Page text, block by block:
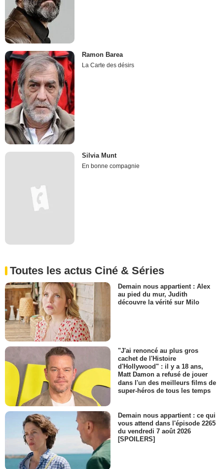
Ramon Barea
La Carte des désirs
Silvia Munt
En bonne compagnie
Toutes les actus Ciné & Séries
Demain nous appartient : Alex
au pied du mur, Judith
découvre la vérité sur Milo
"J'ai renoncé au plus gros
cachet de l'Histoire
d'Hollywood" : il y a 18 ans,
Matt Damon a refusé de jouer
dans l'un des meilleurs films de
super-héros de tous les temps
Demain nous appartient : ce qui
vous attend dans l'épisode 2265
du vendredi 7 août 2026
[SPOILERS]